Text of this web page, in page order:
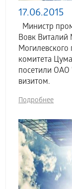
17.06.2015
Министр
Вовк
Могилевского
комитета
посетили
визитом.
Подробнее